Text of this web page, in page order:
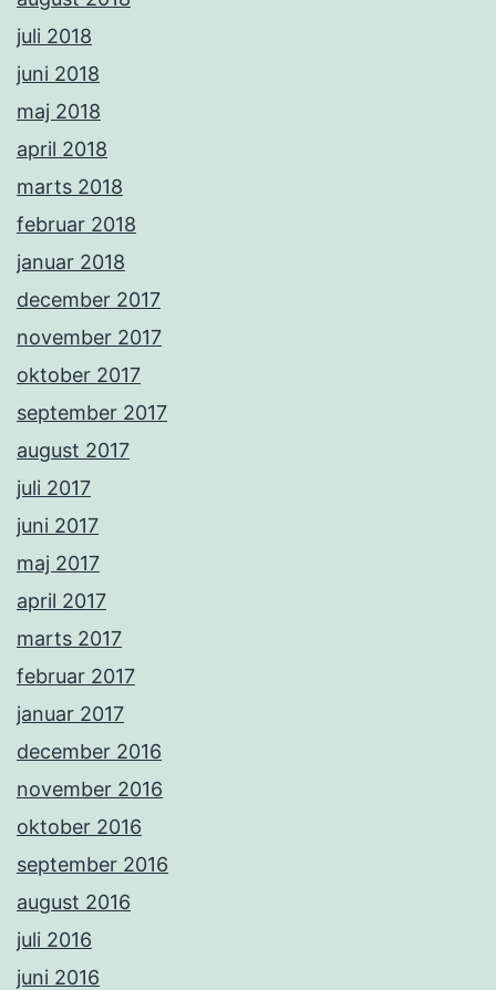
juli 2018
juni 2018
maj 2018
april 2018
marts 2018
februar 2018
januar 2018
december 2017
november 2017
oktober 2017
september 2017
august 2017
juli 2017
juni 2017
maj 2017
april 2017
marts 2017
februar 2017
januar 2017
december 2016
november 2016
oktober 2016
september 2016
august 2016
juli 2016
juni 2016